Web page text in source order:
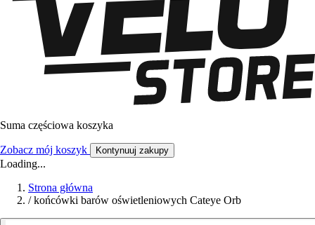
Suma częściowa koszyka
Zobacz mój koszyk Kontynuuj zakupy
Loading...
Strona główna
/ końcówki barów oświetleniowych Cateye Orb